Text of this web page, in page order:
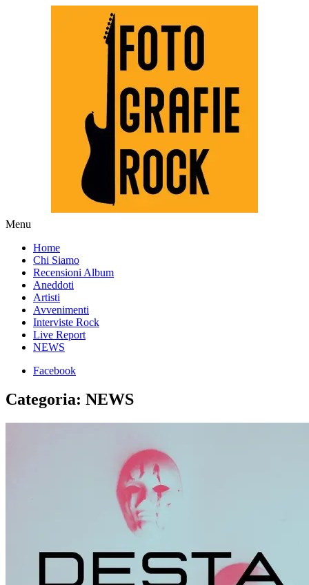
Fotografie ROCK
Menu
content
Home
Chi Siamo
Recensioni Album
Aneddoti
Artisti
Avvenimenti
Interviste Rock
Live Report
NEWS
Facebook
Categoria: NEWS